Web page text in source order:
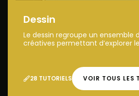
Dessin
Le dessin regroupe un ensemble
créatives permettant d’explorer
28 TUTORIELS VOIR TOUS LES